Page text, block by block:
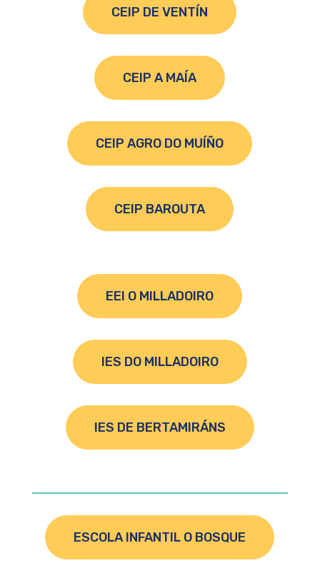
CEIP DE VENTÍN
CEIP A MAÍA
CEIP AGRO DO MUÍÑO
CEIP BAROUTA
EEI O MILLADOIRO
IES DO MILLADOIRO
IES DE BERTAMIRÁNS
ESCOLA INFANTIL O BOSQUE